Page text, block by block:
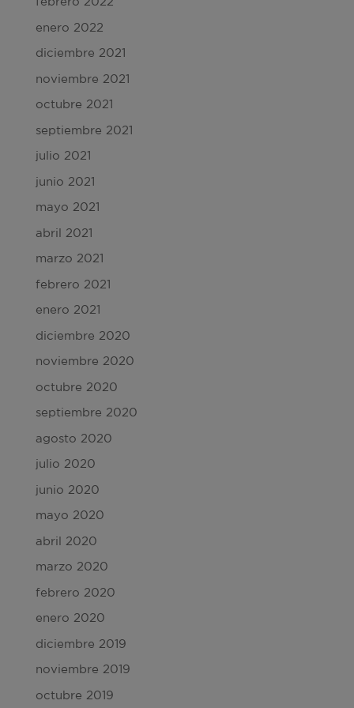
enero 2022
diciembre 2021
noviembre 2021
octubre 2021
septiembre 2021
julio 2021
junio 2021
mayo 2021
abril 2021
marzo 2021
febrero 2021
enero 2021
diciembre 2020
noviembre 2020
octubre 2020
septiembre 2020
agosto 2020
julio 2020
junio 2020
mayo 2020
abril 2020
marzo 2020
febrero 2020
enero 2020
diciembre 2019
noviembre 2019
octubre 2019